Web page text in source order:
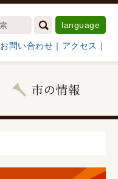
language
お問い合わせ ｜ アクセス ｜